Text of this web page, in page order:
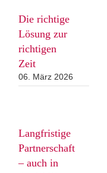
Die richtige
Lösung zur
richtigen
Zeit
06. März 2026
Langfristige
Partnerschaft
– auch in